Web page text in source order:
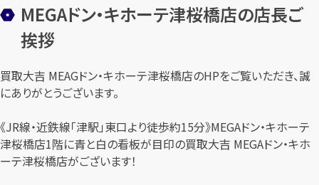
MEGAドン・キホーテ津桜橋店の店長ご
挨拶
買取大吉 MEAGドン・キホーテ津桜橋店のHPをご覧いただき、誠
にありがとうございます。
《JR線・近鉄線「津駅」東口より徒歩約15分》MEGAドン・キホーテ
津桜橋店1階に青と白の看板が目印の買取大吉 MEGAドン・キホ
ーテ津桜橋店がございます！